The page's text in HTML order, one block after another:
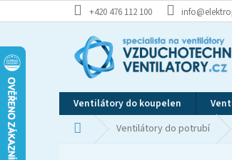
na
+420 476 112 100
Ventilátory do koupelen
Domů Ventilátory do potrubí